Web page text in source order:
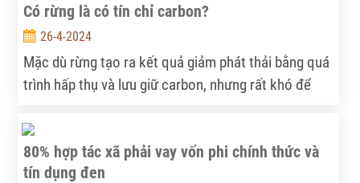
Có rừng là có tín chỉ carbon?
26-4-2024
Mặc dù rừng tạo ra kết quả giảm phát thải bằng quá
trình hấp thụ và lưu giữ carbon, nhưng rất khó để
80% hợp tác xã phải vay vốn phi chính thức và
tín dụng đen